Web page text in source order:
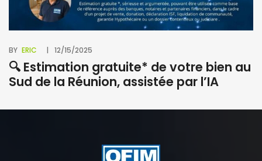
BY ERIC 12/15/2025
🔍 Estimation gratuite* de votre bien au
Sud de la Réunion, assistée par l’IA